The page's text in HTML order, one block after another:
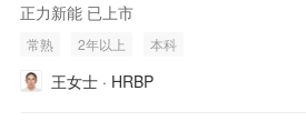
正力新能 已上市
常熟 2年以上 本科
王女士 · HRBP